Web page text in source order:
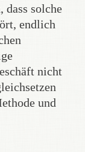
dass solche
endlich
nicht
und